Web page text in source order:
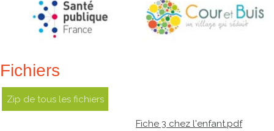
Fichiers
Zip de tous les fichiers
Fiche 3 chez l'enfant.pdf